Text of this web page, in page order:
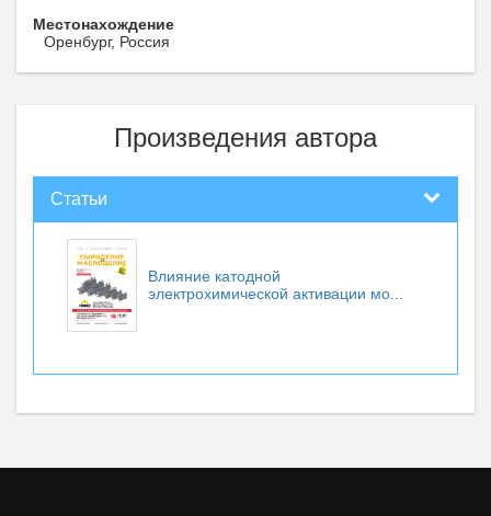
Местонахождение
Оренбург, Россия
Произведения автора
Статьи
Влияние катодной
электрохимической активации мо...